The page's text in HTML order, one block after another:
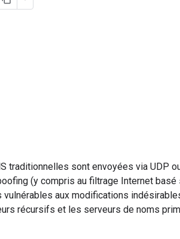
traditionnelles sont envoyées via UDP
(y compris au filtrage Internet
vulnérables aux modifications
récursifs et les serveurs de noms